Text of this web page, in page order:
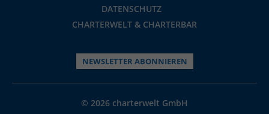
DATENSCHUTZ
CHARTERWELT & CHARTERBAR
NEWSLETTER ABONNIEREN
© 2026 charterwelt GmbH